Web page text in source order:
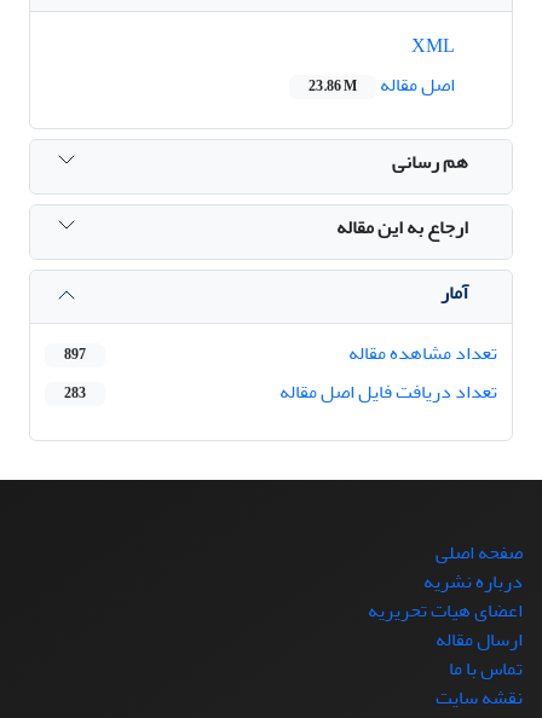
اصل مقاله
23.86 M
هم رسانی
ارجاع به این مقاله
آمار
تعداد مشاهده مقاله
897
تعداد دریافت فایل اصل مقاله 283
صفحه اصلی
درباره نشریه
اعضای هیات تحریریه
ارسال مقاله
تماس با ما
نقشه سایت